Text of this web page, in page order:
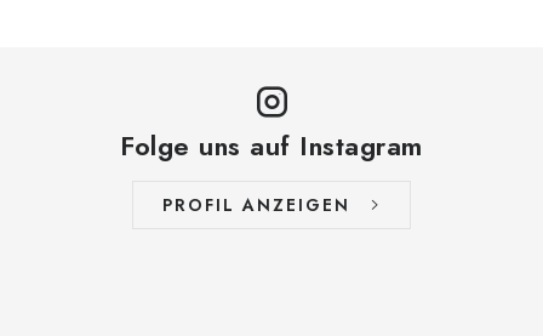
Folge uns auf Instagram
PROFIL ANZEIGEN